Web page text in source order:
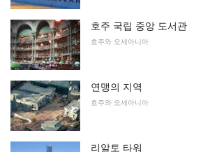
호주 국립 중앙 도서관
호주와 오세아니아
연맹의 지역
호주와 오세아니아
리알토 타워